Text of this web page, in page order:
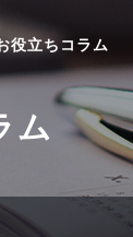
役立ちコラム
ム